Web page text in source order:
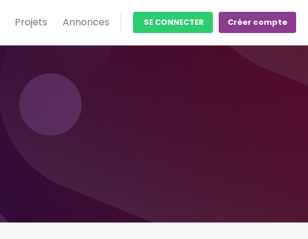
Projets Annonces SE CONNECTER Créer compte